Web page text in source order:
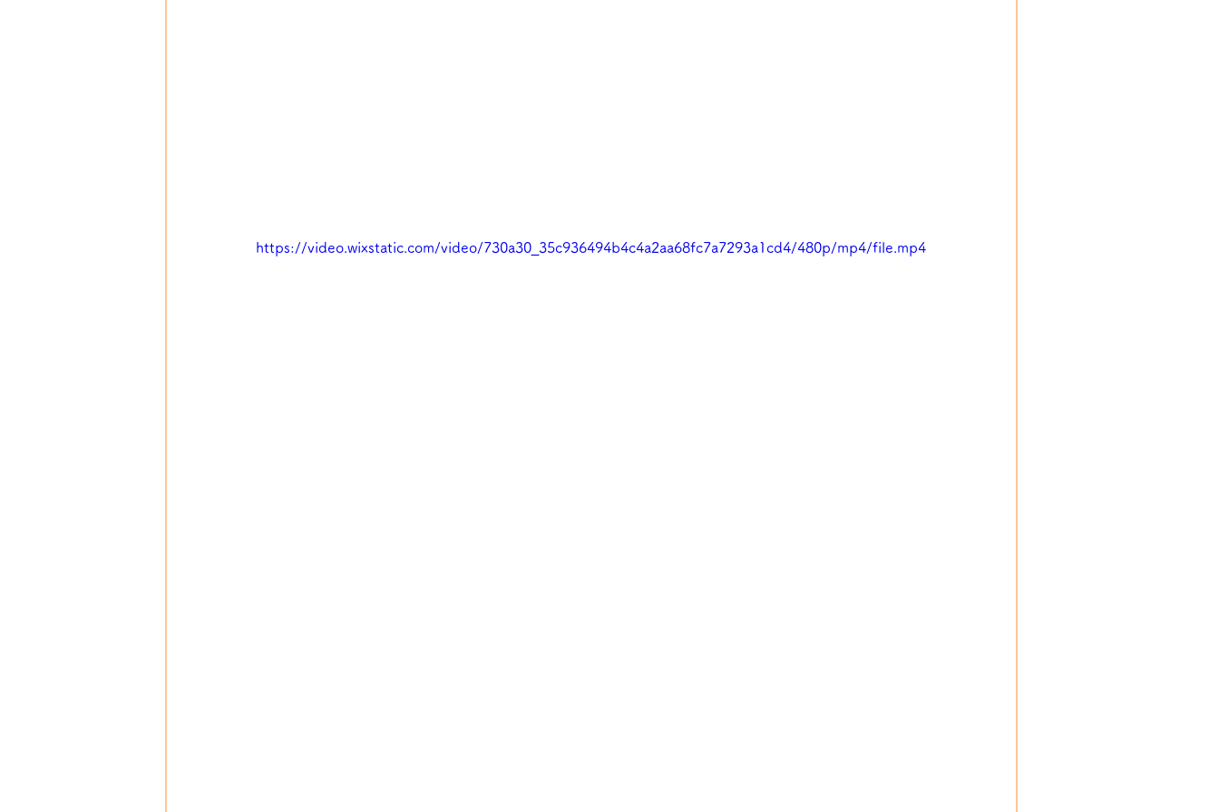
https://video.wixstatic.com/video/730a30_35c936494b4c4a2aa68fc7a7293a1cd4/480p/mp4/file.mp4